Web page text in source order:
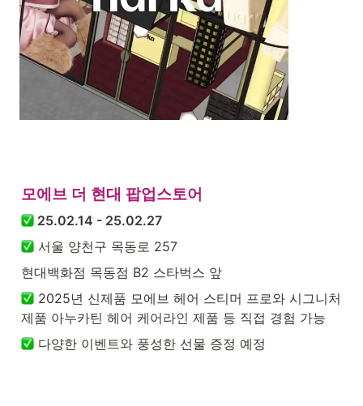
모에브 더 현대 팝업스토어
25.02.14 - 25.02.27
서울 양천구 목동로 257
현대백화점 목동점 B2 스타벅스 앞
2025년 신제품 모에브 헤어 스티머 프로와 시그니처
제품 아누카틴 헤어 케어라인 제품 등 직접 경험 가능
다양한 이벤트와 풍성한 선물 증정 예정